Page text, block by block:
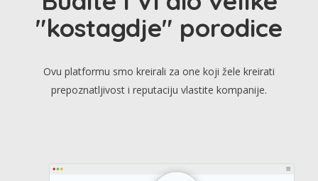
"kostagdje" porodice
Ovu platformu smo kreirali za one koji žele kreirati
prepoznatljivost i reputaciju vlastite kompanije.